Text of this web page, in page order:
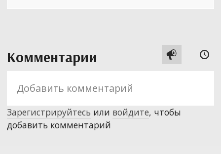
Комментарии  
Зарегистрируйтесь или войдите, чтобы
добавить комментарий